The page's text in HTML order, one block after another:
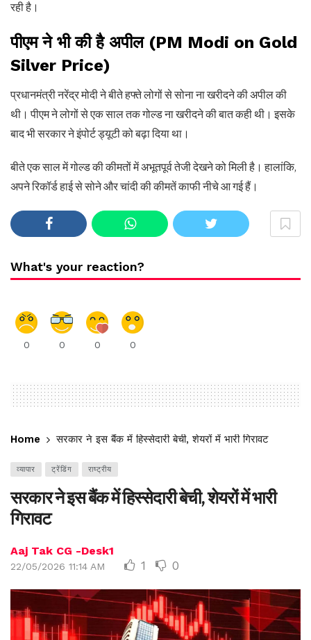
रही है।
पीएम ने भी की है अपील (PM Modi on Gold
Silver Price)
प्रधानमंत्री नरेंद्र मोदी ने बीते हफ्ते लोगों से सोना ना खरीदने की अपील की
थी। पीएम ने लोगों से एक साल तक गोल्ड ना खरीदने की बात कही थी। इसके
बाद भी सरकार ने इंपोर्ट ड्यूटी को बढ़ा दिया था।
बीते एक साल में गोल्ड की कीमतों में अभूतपूर्व तेजी देखने को मिली है। हालांकि,
अपने रिकॉर्ड हाई से सोने और चांदी की कीमतें काफी नीचे आ गई हैं।
What's your reaction?
0 0 0 0
Home सरकार ने इस बैंक में हिस्सेदारी बेची, शेयरों में भारी गिरावट
व्यापार ट्रेंडिंग राष्ट्रीय
सरकार ने इस बैंक में हिस्सेदारी बेची, शेयरों में भारी
गिरावट
Aaj Tak CG -Desk1
22/05/2026 11:14 AM 1 0